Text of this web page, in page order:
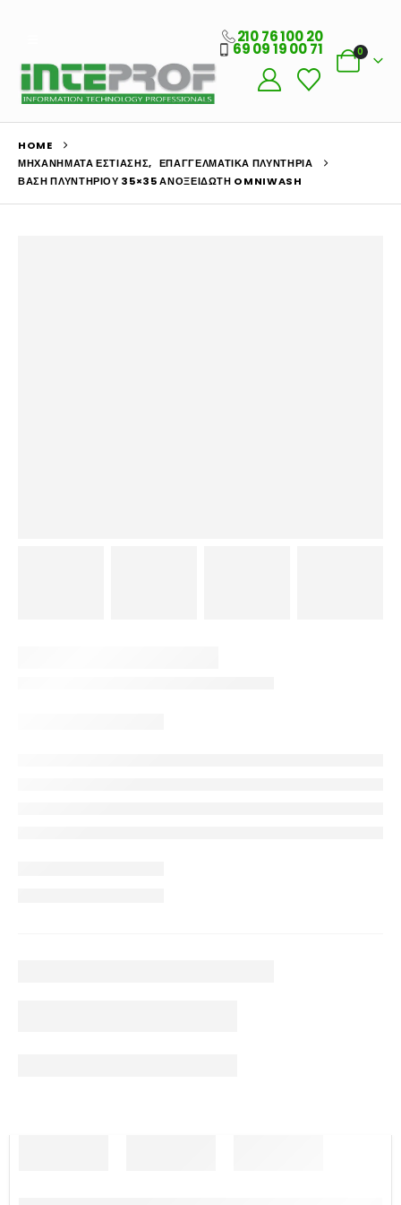
210 76 100 20
69 09 19 00 71 0
HOME
ΜΗΧΑΝΉΜΑΤΑ ΕΣΤΊΑΣΗΣ, ΕΠΑΓΓΕΛΜΑΤΙΚΆ ΠΛΥΝΤΉΡΙΑ
ΒΆΣΗ ΠΛΥΝΤΗΡΊΟΥ 35×35 ΑΝΟΞΕΊΔΩΤΗ OMNIWASH